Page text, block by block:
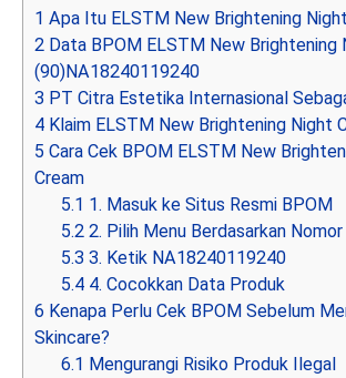
1 Apa Itu ELSTM New Brightening
2 Data BPOM ELSTM New Brightening
(90)NA18240119240
3 PT Citra Estetika Internasional
4 Klaim ELSTM New Brightening Night
5 Cara Cek BPOM ELSTM New
Cream
5.1 1. Masuk ke Situs Resmi BPOM
5.2 2. Pilih Menu Berdasarkan
5.3 3. Ketik NA18240119240
5.4 4. Cocokkan Data Produk
6 Kenapa Perlu Cek BPOM Sebelum
Skincare?
6.1 Mengurangi Risiko Produk Ilegal